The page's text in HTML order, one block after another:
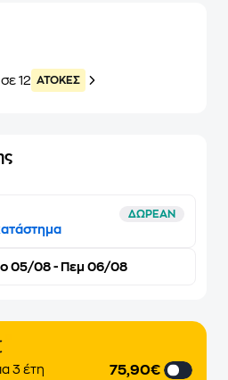
12 ATOKEΣ
ΔΩΡΕΑΝ
05/08 - Πεμ 06/08
3 έτη 75,90€